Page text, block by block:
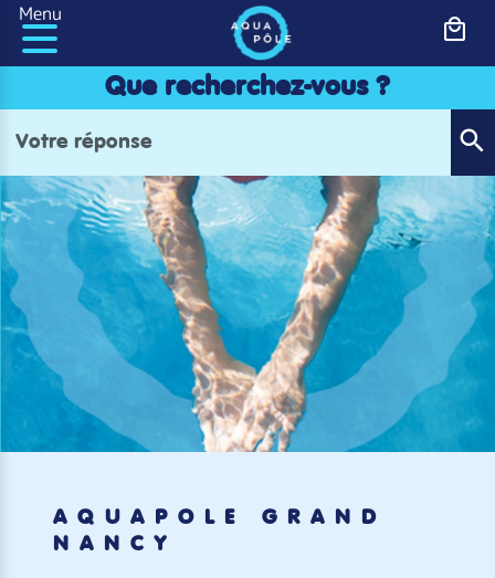
Panneau de gestion des cookies
Menu
Que recherchez-vous ?
AQUAPÔLE GRAND
NANCY